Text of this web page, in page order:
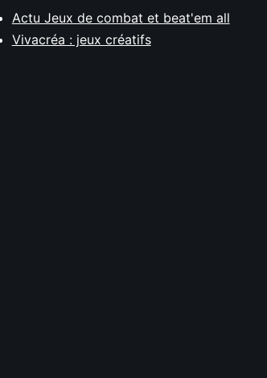
Actu Jeux de combat et beat'em all
Vivacréa : jeux créatifs